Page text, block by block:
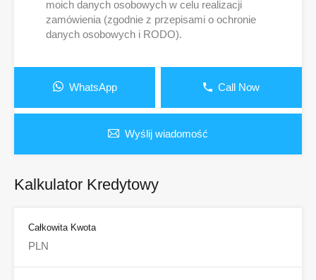
moich danych osobowych w celu realizacji
zamówienia (zgodnie z przepisami o ochronie
danych osobowych i RODO).
WhatsApp Call Now
Wyślij wiadomość
Kalkulator Kredytowy
Całkowita Kwota